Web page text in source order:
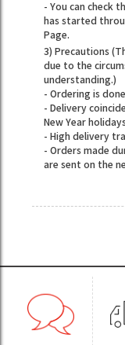
- You can check
has started
Page.
3) Precautions
due to the
understanding.)
- Ordering is
- Delivery
New Year
- High delivery
- Orders made
are sent on the